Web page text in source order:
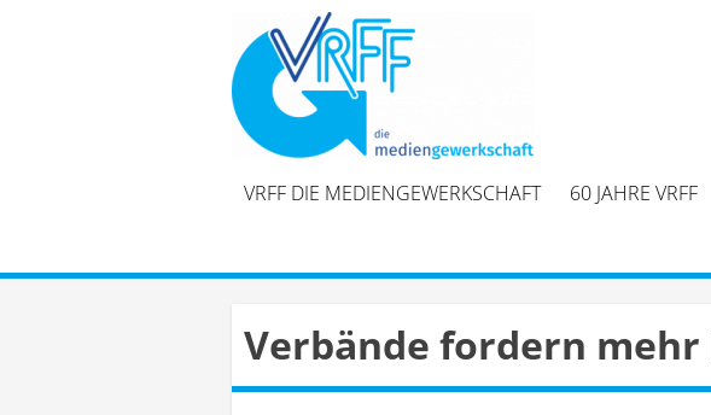
VRFF DIE MEDIENGEWERKSCHAFT 60 JAHRE VRFF
Verbände fordern